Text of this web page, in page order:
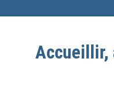
Accueillir,